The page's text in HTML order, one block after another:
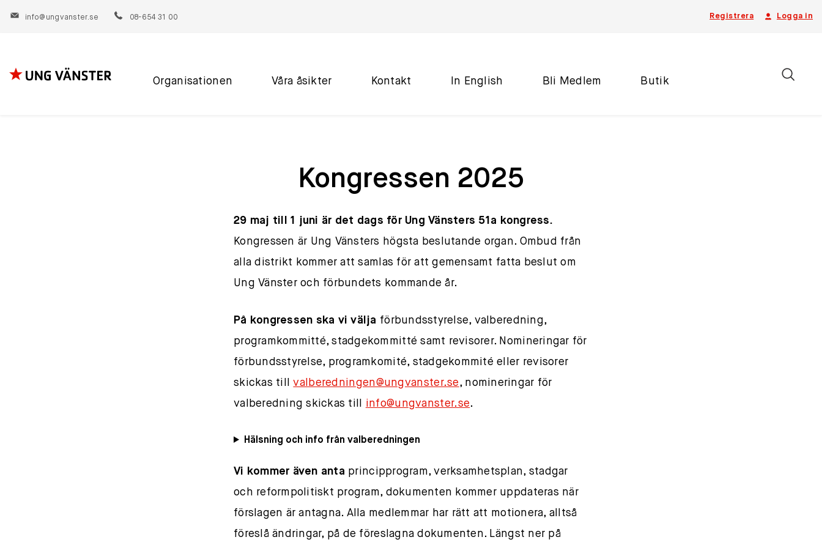
Registrera Logga in
info@ungvanster.se 08-654 31 00
Hoppa
Organisationen Våra åsikter Kontakt In English Bli Medlem Butik
Kongressen 2025
29 maj till 1 juni är det dags för Ung Vänsters 51a kongress.
Kongressen är Ung Vänsters högsta beslutande organ. Ombud från
alla distrikt kommer att samlas för att gemensamt fatta beslut om
Ung Vänster och förbundets kommande år.
På kongressen ska vi välja förbundsstyrelse, valberedning,
programkommitté, stadgekommitté samt revisorer. Nomineringar för
förbundsstyrelse, programkomité, stadgekommité eller revisorer
skickas tillvalberedningen@ungvanster.se, nomineringar för
valberedning skickas till info@ungvanster.se.
Hälsning och info från valberedningen
Vi kommer även anta principprogram, verksamhetsplan, stadgar
och reformpolitiskt program, dokumenten kommer uppdateras när
förslagen är antagna. Alla medlemmar har rätt att motionera, alltså
föreslå ändringar, på de föreslagna dokumenten. Längst ner på